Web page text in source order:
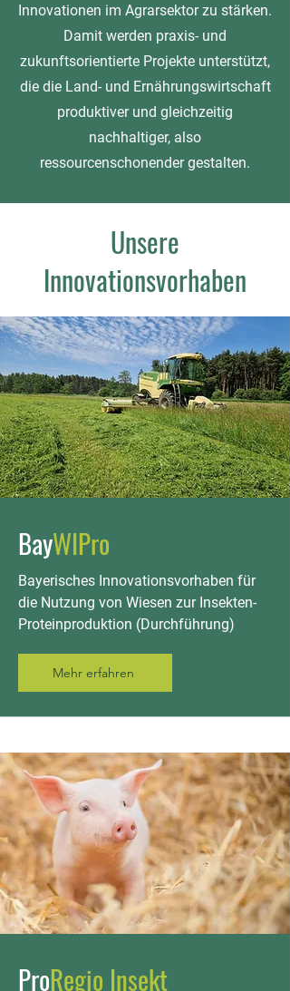
Innovationen im Agrarsektor zu stärken.
Damit werden praxis- und
zukunftsorientierte Projekte unterstützt,
die die Land- und Ernährungswirtschaft
produktiver und gleichzeitig
nachhaltiger, also
ressourcenschonender gestalten.
Unsere
Innovationsvorhaben
BayWIPro
Bayerisches Innovationsvorhaben für
die Nutzung von Wiesen zur Insekten-
Proteinproduktion (Durchführung)
Mehr erfahren
ProRegio Insekt